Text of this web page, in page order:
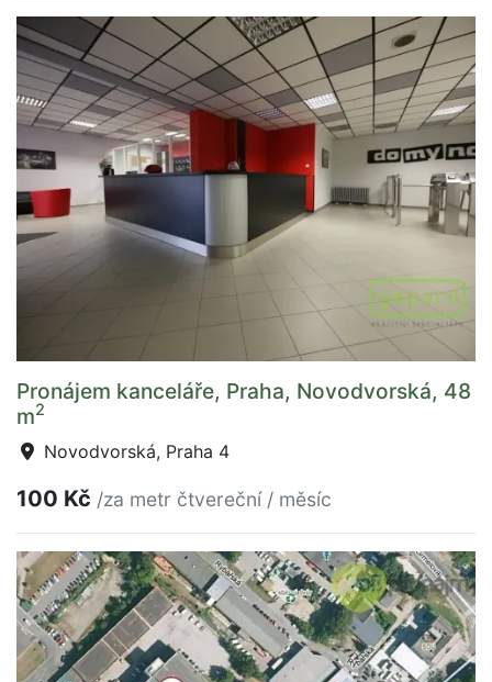
Pronájem kanceláře, Praha, Novodvorská, 48
m2
Novodvorská, Praha 4
100 Kč /za metr čtvereční / měsíc